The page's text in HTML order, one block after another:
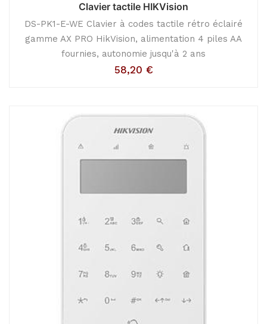
Clavier tactile HIKVision
DS-PK1-E-WE Clavier à codes tactile rétro éclairé
gamme AX PRO HikVision, alimentation 4 piles AA
fournies, autonomie jusqu'à 2 ans
58,20 €